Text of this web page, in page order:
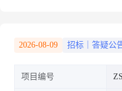
2026-08-09 招标｜答疑公
项目编号